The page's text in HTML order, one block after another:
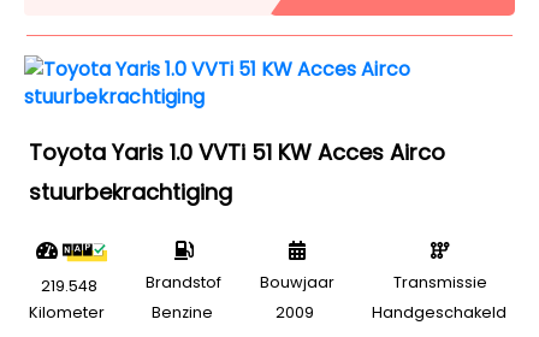
Toyota Yaris 1.0 VVTi 51 KW Acces Airco
stuurbekrachtiging
219.548
Kilometer
Brandstof
Benzine
Bouwjaar
2009
Transmissie
Handgeschakeld